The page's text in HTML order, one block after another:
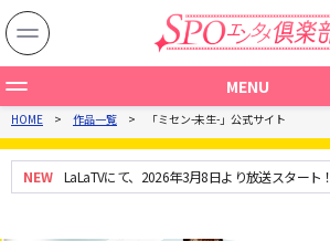
MENU
一覧
国から探す
HOME 作品一覧 「ミセン-未生-」公式サイト
NEW LaLaTVにて、2026年3月8日より放送スタート！